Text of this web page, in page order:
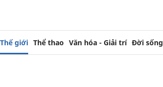
Thế giới Thể thao Văn hóa - Giải trí Đời sống